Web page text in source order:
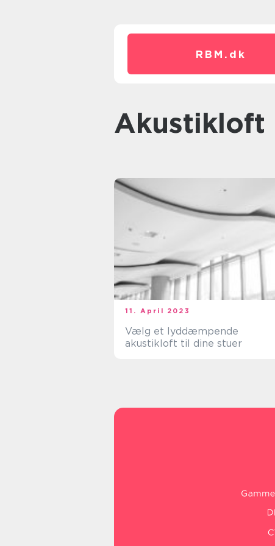
RBM. dk
akustikloft
11. April 2023
Vælg et lyddæmpende
akustikloft til dine stuer